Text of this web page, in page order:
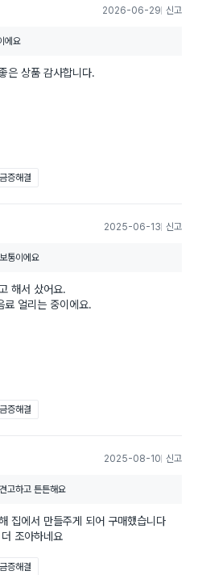
2026-06-29 신고
에요
은 상품 감사합니다.
증해결
2025-06-13 신고
보통이에요
해서 샀어요.
료 얼리는 중이에요.
증해결
2025-08-10 신고
견고하고 튼튼해요
집에서 만들주게 되어 구매했습니다
조아하네요
증해결